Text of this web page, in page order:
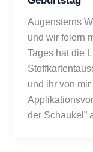
Augensterns
und wir feiern
Tages hat die
und ihr von mir
der Schaukel”